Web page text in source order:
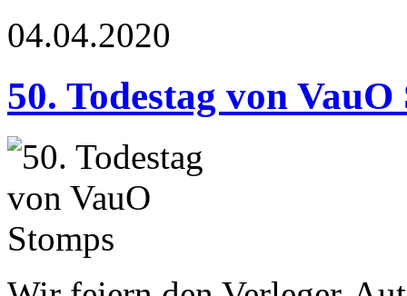
04.04.2020
50. Todestag von VauO